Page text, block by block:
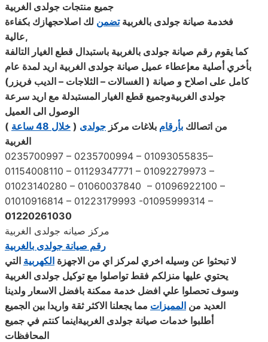
جميع منتجات جولدى الغربية
فخدمة صيانة جولدى بالغربيةتضمن لك اصلاحجهازك بكفاءة
عالية,
كما يقوم رقم صيانة جولدى بالغربية باستبدال قطع الغيار التالفة
بأخري أصلية معإعطاء عميل صيانة جولدى الغربية اريد لمدة عام
كامل على اصلاح و صيانة ( الغسالات – الثلاجات – الديب فريزر )
جولدى الغربيةوجميع قطع الغيار المستبدلة مع اريد سرعة
الوصول الى العميل
(
خلال 48 ساعة ) من اتصالك بأرقام بلاغات مركز جولدى
الغربية
0235700997 – 0235700994 – 01093055835–
01154008110 – 01129347771 – 01092279973 –
01023140280 – 01060037840 – 01096922100 –
01010916814 – 01223179993 -01095999314 –
01220261030
مركز صيانه جولدى الغربية
رقم صيانة جولدى بالغربية
لا تبحثوا عن وسيله اخري لمركز اي من الاجهزة الكهربية التي
يحتوي عليها منزلكم فقط تواصلوا مع توكيل جولدى الغربية
وسوف تحصلوا علي افضل خدمة ممكنة بافضل الاسعار ولدينا
العديد من المميزات مما يجعلنا الاكثر ثقة واريدا بين الجميع
أطلبوا خدمات صيانة جولدى الغربيةاينما كنتم في جميع
المحافظات